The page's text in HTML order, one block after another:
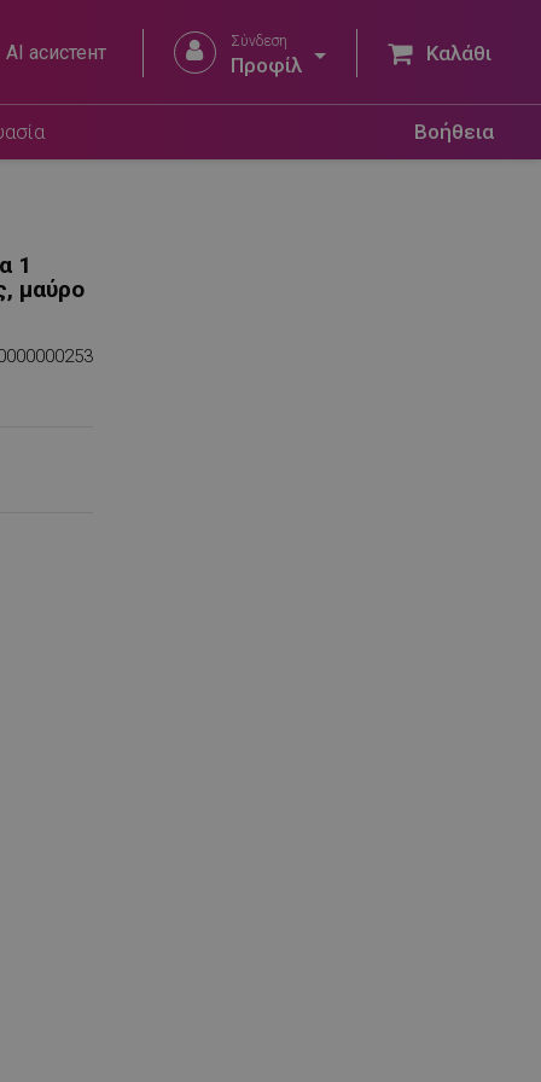
AI асистент  Σύνδεση
Προφίλ  Καλάθι
Βοήθεια
1
μαύρο